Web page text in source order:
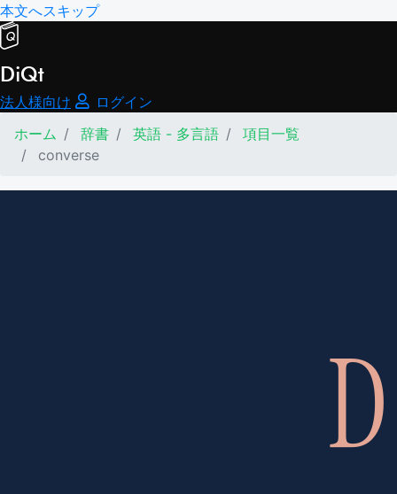
本文へスキップ
DiQt
法人様向け
ログイン
ホーム
辞書 英語 - 多言語
項目一覧
converse